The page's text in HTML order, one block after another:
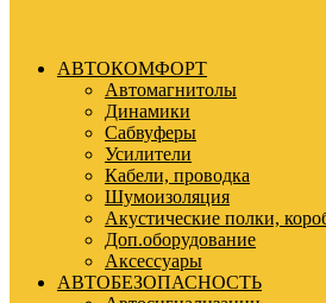
АВТОКОМФОРТ
Автомагнитолы
Динамики
Сабвуферы
Усилители
Кабели, проводка
Шумоизоляция
Акустические полки,
Доп.оборудование
Аксессуары
АВТОБЕЗОПАСНОСТЬ